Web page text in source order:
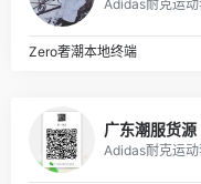
Zero奢潮本地终端
广东潮服货源